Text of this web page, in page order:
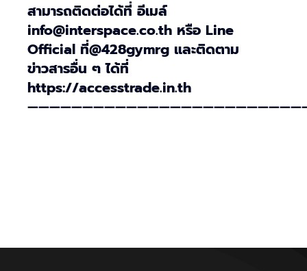
สามารถติดต่อได้ที่ อีเมล์
info@interspace.co.th หรือ Line
Official ที่@428gymrg และติดตาม
ข่าวสารอื่น ๆ ได้ที่
https://accesstrade.in.th